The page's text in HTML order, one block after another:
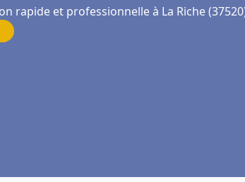
rapide et professionnelle à La Riche